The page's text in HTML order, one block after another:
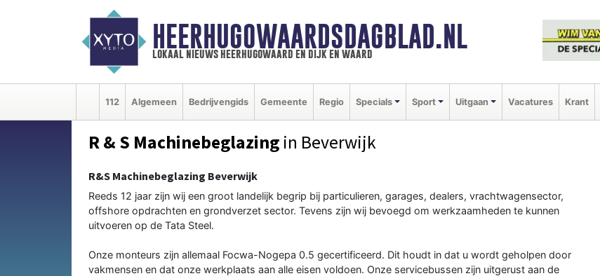
HEERHUGOWAARDSDAGBLAD.NL
lokaal nieuws heerhugowaard en dijk en waard
112 Algemeen Bedrijvengids Gemeente Regio Specials Sport Uitgaan Vacatures Krant
R & S Machinebeglazing in Beverwijk
R&S Machinebeglazing Beverwijk
Reeds 12 jaar zijn wij een groot landelijk begrip bij particulieren, garages, dealers, vrachtwagensector,
offshore opdrachten en grondverzet sector. Tevens zijn wij bevoegd om werkzaamheden te kunnen
uitvoeren op de Tata Steel.
Onze monteurs zijn allemaal Focwa-Nogepa 0.5 gecertificeerd. Dit houdt in dat u wordt geholpen door
vakmensen en dat onze werkplaats aan alle eisen voldoen. Onze servicebussen zijn uitgerust aan de